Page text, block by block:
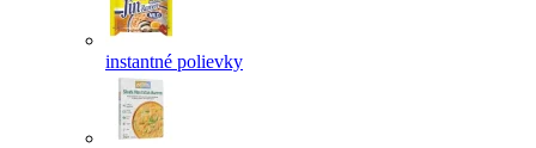
instantné polievky